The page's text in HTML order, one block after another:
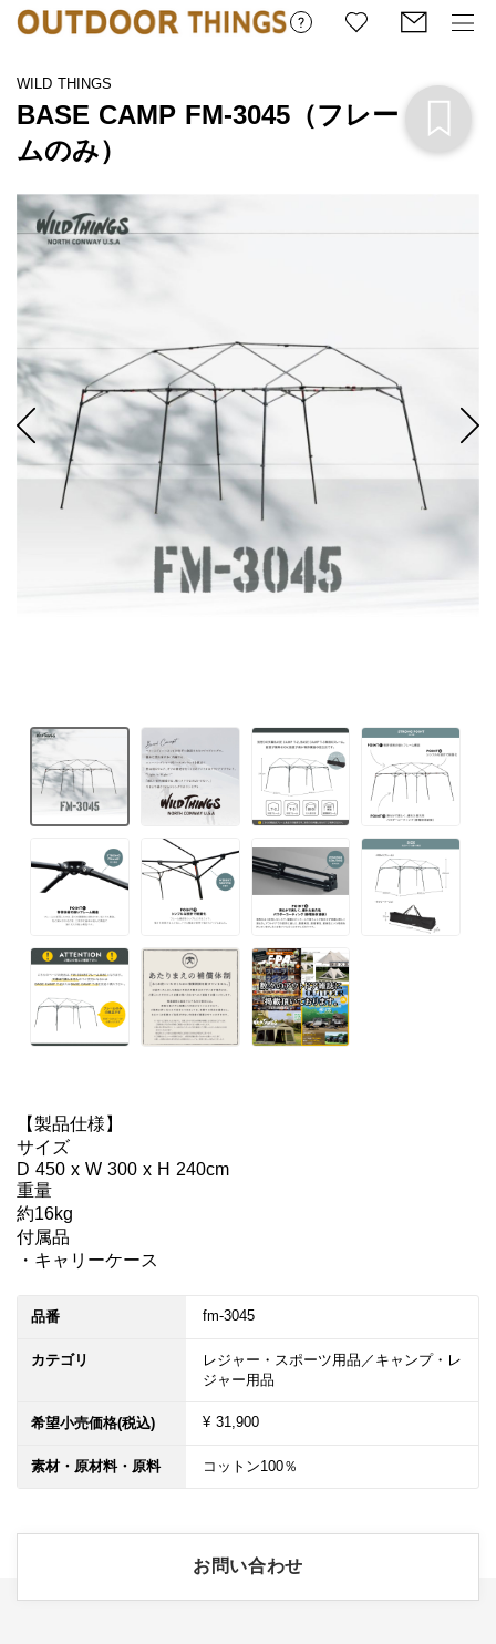
WILD THINGS
BASE CAMP FM-3045（フレー
ムのみ）
【製品仕様】
サイズ
D 450 x W 300 x H 240cm
重量
約16kg
付属品
・キャリーケース
品番 fm-3045
カテゴリ
レジャー・スポーツ用品／キャンプ・レ
ジャー用品
希望小売価格(税込) ¥ 31,900
素材・原材料・原料 コットン100％
お問い合わせ